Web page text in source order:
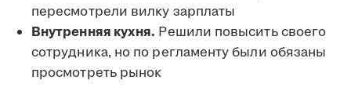
пересмотрели вилку зарплаты
Внутренняя кухня. Решили повысить своего
сотрудника, но по регламенту были обязаны
просмотреть рынок